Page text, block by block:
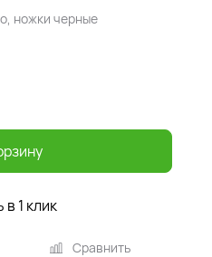
ножки черные
Сравнить
в 1 клик